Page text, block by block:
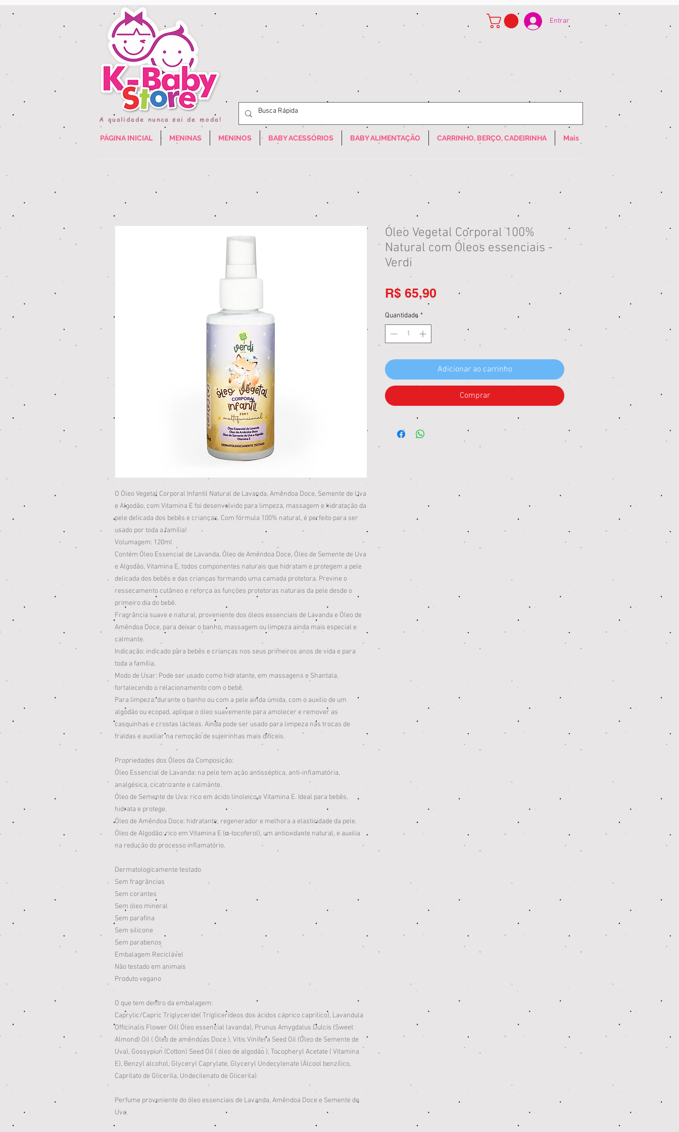
A qualidade nunca sai de moda!
Entrar
PÁGINA INICIAL MENINAS MENINOS BABY ACESSÓRIOS BABY ALIMENTAÇÃO CARRINHO, BERÇO, CADEIRINHA Mais
O Óleo Vegetal Corporal Infantil Natural de Lavanda, Amêndoa Doce, Semente de Uva
e Algodão, com Vitamina E foi desenvolvido para limpeza, massagem e hidratação da
pele delicada dos bebês e crianças. Com fórmula 100% natural, é perfeito para ser
usado por toda a família!
Volumagem: 120ml
Contém Óleo Essencial de Lavanda, Óleo de Amêndoa Doce, Óleo de Semente de Uva
e Algodão, Vitamina E, todos componentes naturais que hidratam e protegem a pele
delicada dos bebês e das crianças formando uma camada protetora. Previne o
ressecamento cutâneo e reforça as funções protetoras naturais da pele desde o
primeiro dia do bebê.
Fragrância suave e natural, proveniente dos óleos essenciais de Lavanda e Óleo de
Amêndoa Doce, para deixar o banho, massagem ou limpeza ainda mais especial e
calmante.
Indicação: indicado para bebês e crianças nos seus primeiros anos de vida e para
toda a família.
Modo de Usar: Pode ser usado como hidratante, em massagens e Shantala,
fortalecendo o relacionamento com o bebê.
Para limpeza: durante o banho ou com a pele ainda úmida, com o auxilio de um
algodão ou ecopad, aplique o óleo suavemente para amolecer e remover as
casquinhas e crostas lácteas. Ainda pode ser usado para limpeza nas trocas de
fraldas e auxiliar na remoção de sujeirinhas mais difíceis.
Propriedades dos Óleos da Composição:
Óleo Essencial de Lavanda: na pele tem ação antisséptica, anti-inflamatória,
analgésica, cicatrizante e calmante.
Óleo de Semente de Uva: rico em ácido linoleico e Vitamina E. Ideal para bebês,
hidrata e protege.
Óleo de Amêndoa Doce: hidratante, regenerador e melhora a elasticidade da pele.
Óleo de Algodão: rico em Vitamina E (α-tocoferol), um antioxidante natural, e auxilia
na redução do processo inflamatório.
Dermatologicamente testado
Sem fragrâncias
Sem corantes
Sem óleo mineral
Sem parafina
Sem silicone
Sem parabenos
Embalagem Reciclável
Não testado em animais
Produto vegano
O que tem dentro da embalagem:
Caprylic/Capric Triglyceride( Triglicerídeos dos ácidos cáprico caprilico), Lavandula
Officinalis Flower Oil( Óleo essencial lavanda), Prunus Amygdalus Dulcis (Sweet
Almond) Oil ( Óleo de amêndoas Doce ), Vitis Vinifera Seed Oil (Óleo de Semente de
Uva), Gossypiun (Cotton) Seed Oil ( óleo de algodão ), Tocopheryl Acetate ( Vitamina
E), Benzyl alcohol, Glyceryl Caprylate, Glyceryl Undecylenate (Álcool benzílico,
Caprilato de Glicerila, Undecilenato de Glicerila).
Perfume proveniente do óleo essenciais de Lavanda, Amêndoa Doce e Semente de
Uva.
Óleo Vegetal Corporal 100%
Natural com Óleos essenciais -
Verdi
R$ 65,90 Preço
Quantidade *
Adicionar ao carrinho
Comprar